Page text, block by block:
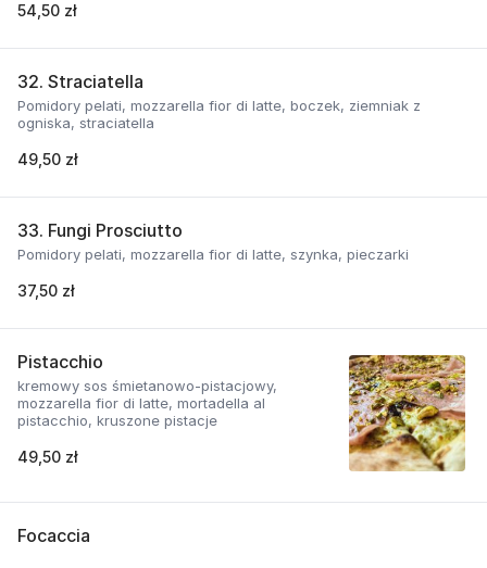
54,50 zł
32. Straciatella
Pomidory pelati, mozzarella fior di latte, boczek, ziemniak z
ogniska, straciatella
49,50 zł
33. Fungi Prosciutto
Pomidory pelati, mozzarella fior di latte, szynka, pieczarki
37,50 zł
Pistacchio
kremowy sos śmietanowo-pistacjowy,
mozzarella fior di latte, mortadella al
pistacchio, kruszone pistacje
49,50 zł
Focaccia